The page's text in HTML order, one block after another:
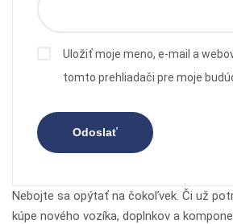
Uložiť moje meno, e-mail a
tomto prehliadači pre moje
Nebojte sa opýtať na čokoľvek. Či už
kúpe nového vozíka, doplnkov a